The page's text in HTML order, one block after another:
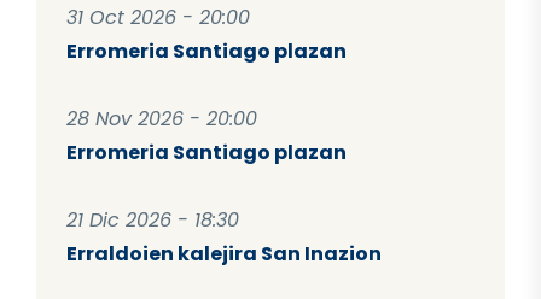
31 Oct 2026 - 20:00
Erromeria Santiago plazan
28 Nov 2026 - 20:00
Erromeria Santiago plazan
21 Dic 2026 - 18:30
Erraldoien kalejira San Inazion